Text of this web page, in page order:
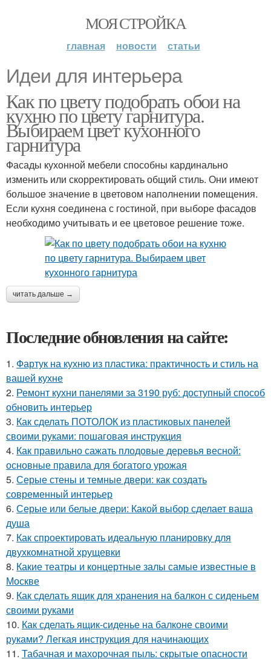
МОЯ СТРОЙКА
главная новости статьи
Идеи для интерьера
Как по цвету подобрать обои на
кухню по цвету гарнитура.
Выбираем цвет кухонного
гарнитура
Фасады кухонной мебели способны кардинально
изменить или скорректировать общий стиль. Они имеют
большое значение в цветовом наполнении помещения.
Если кухня соединена с гостиной, при выборе фасадов
необходимо учитывать и ее цветовое решение тоже.
читать дальше →
Последние обновления на сайте:
1. Фартук на кухню из пластика: практичность и стиль на
вашей кухне
2. Ремонт кухни панелями за 3190 руб: доступный способ
обновить интерьер
3. Как сделать ПОТОЛОК из пластиковых панелей
своими руками: пошаговая инструкция
4. Как правильно сажать плодовые деревья весной:
основные правила для богатого урожая
5. Серые стены и темные двери: как создать
современный интерьер
6. Серые или белые двери: Какой выбор сделает ваша
душа
7. Как спроектировать идеальную планировку для
двухкомнатной хрущевки
8. Какие театры и концертные залы самые известные в
Москве
9. Как сделать ящик для хранения на балкон с сиденьем
своими руками
10. Как сделать ящик-сиденье на балконе своими
руками? Легкая инструкция для начинающих
11. Табачная и махорочная пыль: скрытые опасности